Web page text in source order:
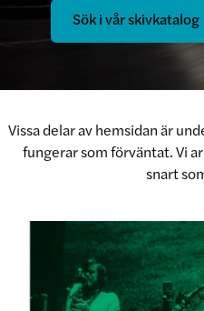
Sök i vår skivkatalog
Vissa delar av hemsidan är
fungerar som förväntat. Vi
snart